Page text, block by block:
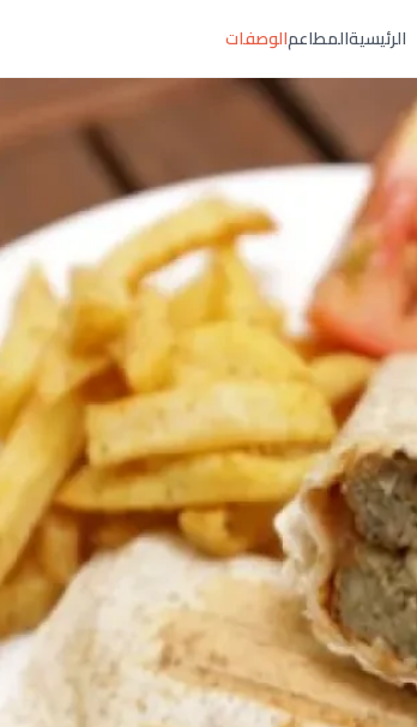
الرئيسيةالمطاعمالوصفات